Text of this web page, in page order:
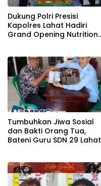
Dukung Polri Presisi
Kapolres Lahat Hadiri
Grand Opening Nutrition
Tumbuhkan Jiwa Sosial
dan Bakti Orang Tua,
Bateni Guru SDN 29 Lahat